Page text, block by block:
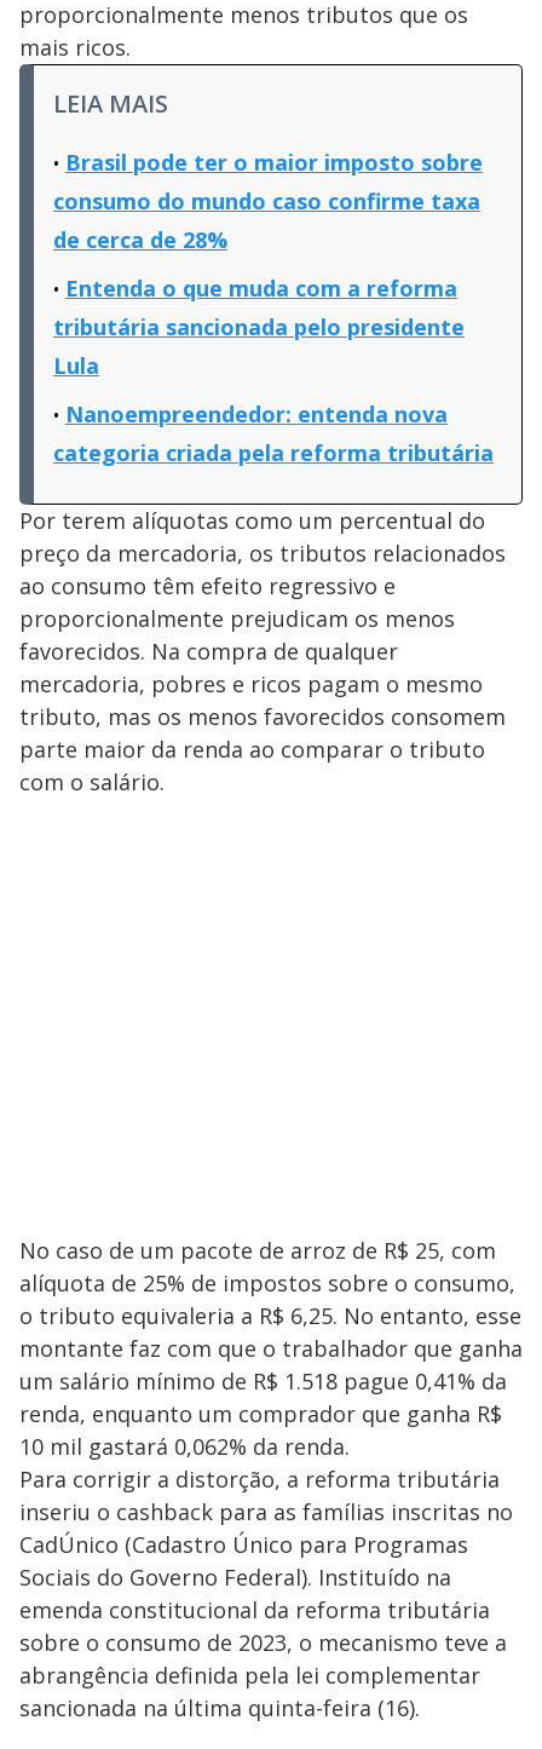
proporcionalmente menos tributos que os
mais ricos.
LEIA MAIS
Brasil pode ter o maior imposto sobre
consumo do mundo caso confirme taxa
de cerca de 28%
Entenda o que muda com a reforma
tributária sancionada pelo presidente
Lula
Nanoempreendedor: entenda nova
categoria criada pela reforma tributária
Por terem alíquotas como um percentual do
preço da mercadoria, os tributos relacionados
ao consumo têm efeito regressivo e
proporcionalmente prejudicam os menos
favorecidos. Na compra de qualquer
mercadoria, pobres e ricos pagam o mesmo
tributo, mas os menos favorecidos consomem
parte maior da renda ao comparar o tributo
com o salário.
No caso de um pacote de arroz de R$ 25, com
alíquota de 25% de impostos sobre o consumo,
o tributo equivaleria a R$ 6,25. No entanto, esse
montante faz com que o trabalhador que ganha
um salário mínimo de R$ 1.518 pague 0,41% da
renda, enquanto um comprador que ganha R$
10 mil gastará 0,062% da renda.
Para corrigir a distorção, a reforma tributária
inseriu o cashback para as famílias inscritas no
CadÚnico (Cadastro Único para Programas
Sociais do Governo Federal). Instituído na
emenda constitucional da reforma tributária
sobre o consumo de 2023, o mecanismo teve a
abrangência definida pela lei complementar
sancionada na última quinta-feira (16).